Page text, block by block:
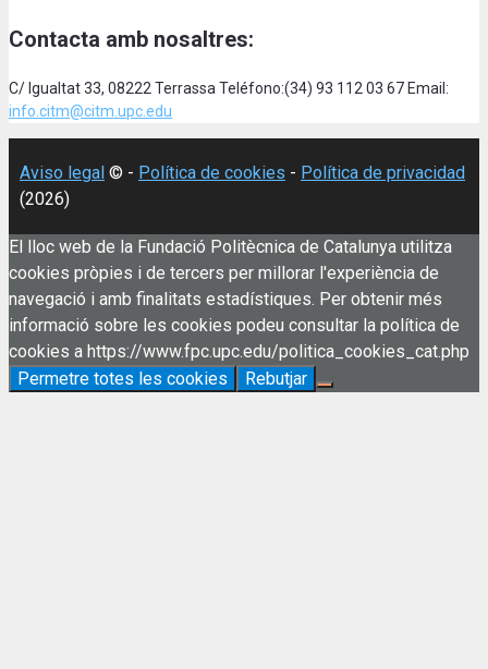
Contacta amb nosaltres:
C/ Igualtat 33, 08222 Terrassa Teléfono:(34) 93 112 03 67 Email:
info.citm@citm.upc.edu
Aviso legal © - Política de cookies - Política de privacidad
(2026)
El lloc web de la Fundació Politècnica de Catalunya utilitza
cookies pròpies i de tercers per millorar l'experiència de
navegació i amb finalitats estadístiques. Per obtenir més
informació sobre les cookies podeu consultar la política de
cookies a https://www.fpc.upc.edu/politica_cookies_cat.php
Permetre totes les cookies
Rebutjar